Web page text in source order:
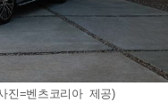
진=벤츠코리아 제공)